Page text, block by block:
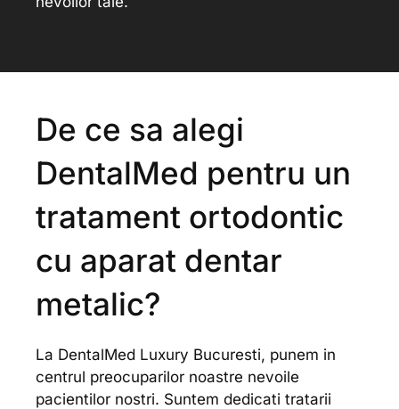
De ce sa alegi
DentalMed pentru un
tratament ortodontic
cu aparat dentar
metalic?
La DentalMed Luxury Bucuresti, punem in
centrul preocuparilor noastre nevoile
pacientilor nostri. Suntem dedicati tratarii